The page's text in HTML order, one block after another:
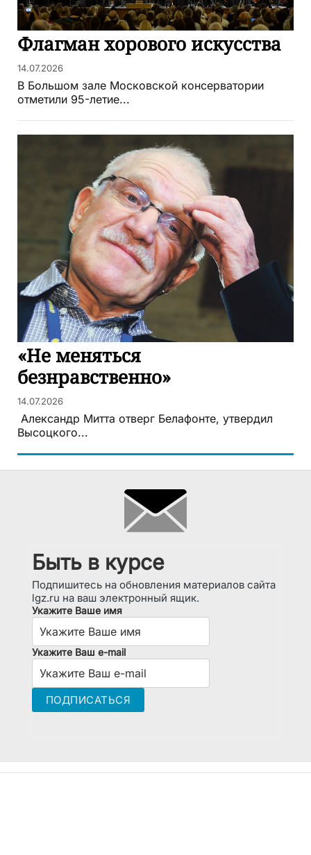
Флагман хорового искусства
14.07.2026
В Большом зале Московской консерватории
отметили 95-летие...
«Не меняться
безнравственно»
14.07.2026
Александр Митта отверг Белафонте, утвердил
Высоцкого...
Быть в курсе
Подпишитесь на обновления материалов сайта
lgz.ru на ваш электронный ящик.
Укажите Ваше имя
Укажите Ваш e-mail